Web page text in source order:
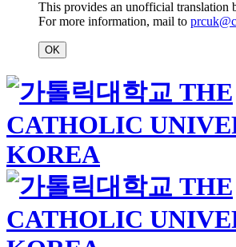
This provides an unofficial translation
For more information, mail to
OK